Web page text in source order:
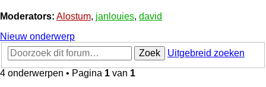
Moderators: Alostum, janlouies, david
Nieuw onderwerp
Zoek
Uitgebreid zoeken
4 onderwerpen • Pagina 1 van 1